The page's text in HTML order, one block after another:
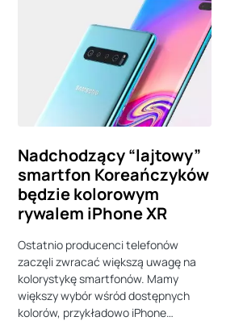
Nadchodzący “lajtowy”
smartfon Koreańczyków
będzie kolorowym
rywalem iPhone XR
Ostatnio producenci telefonów
zaczęli zwracać większą uwagę na
kolorystykę smartfonów. Mamy
większy wybór wśród dostępnych
kolorów, przykładowo iPhone…